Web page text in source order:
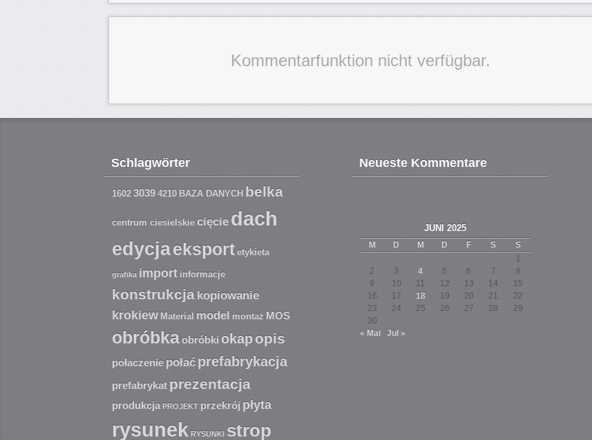
Kommentarfunktion nicht verfügbar.
Schlagwörter
1602 3039 4210 BAZA DANYCH belka
centrum ciesielskie cięcie dach
edycjaeksport etykieta
grafika import informacje
konstrukcja kopiowanie
krokiew Material model montaż MOS
obróbka obróbki okapopis
połaczenie połać prefabrykacja
prefabrykat prezentacja
produkcja PROJEKT przekrój płyta
rysunek RYSUNKI strop
Neueste Kommentare
JUNI 2025
M D M D F S
S
1
2
3 4 5 6 7
8
9
10 11 12 13 14
15
16
17 18 19 20 21
22
23
24 25 26 27 28
29
30
« Mai
Jul »